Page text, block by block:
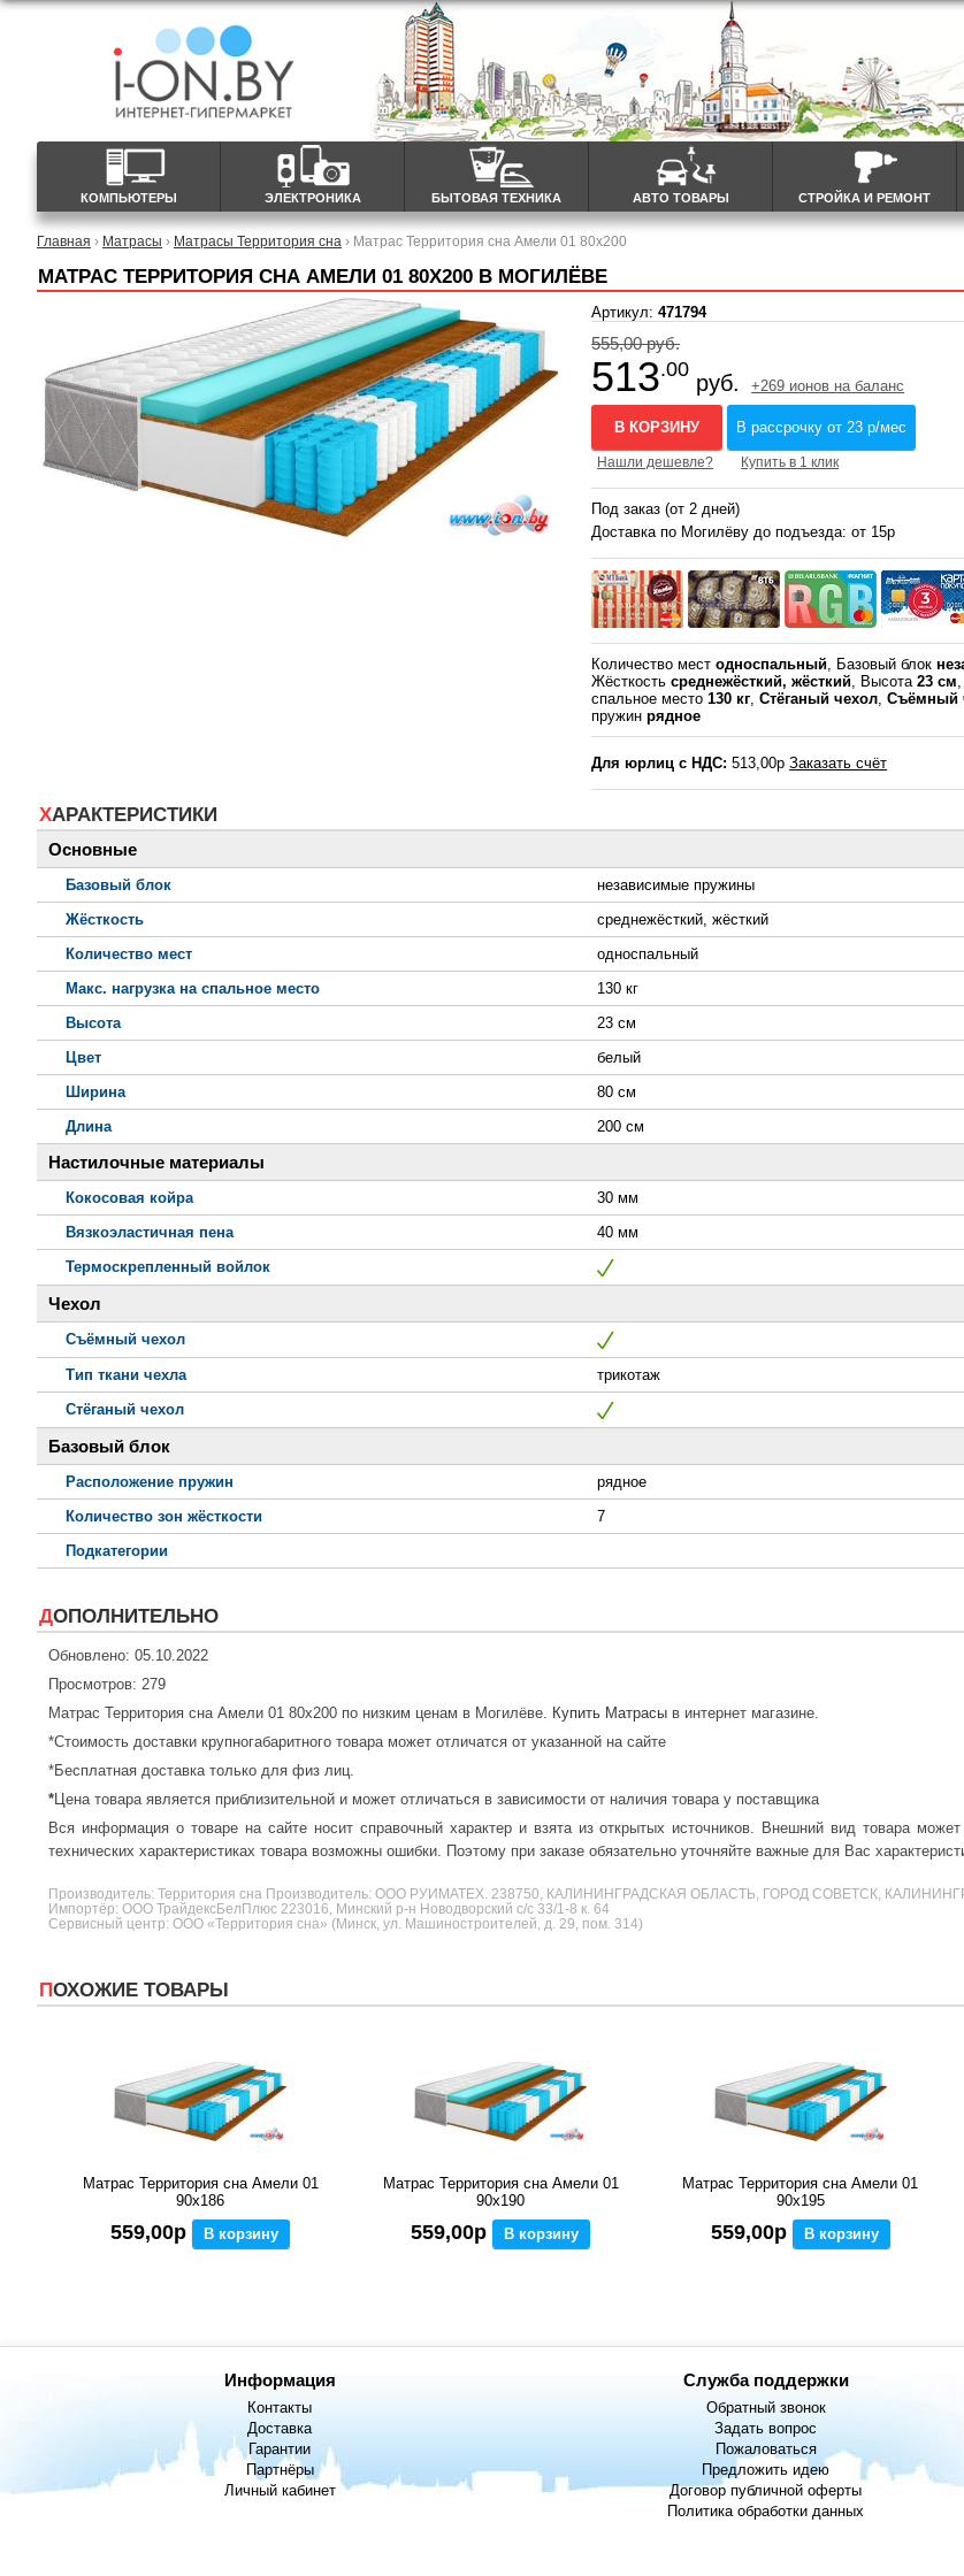
КОМПЬЮТЕРЫ ЭЛЕКТРОНИКА БЫТОВАЯ ТЕХНИКА АВТО ТОВАРЫ СТРОЙКА И РЕМОНТ
Главная › Матрасы › Матрасы Территория сна › Матрас Территория сна Амели 01 80x200
МАТРАС ТЕРРИТОРИЯ СНА АМЕЛИ 01 80X200 В МОГИЛЁВЕ
Артикул:471794
555,00 руб.
513.00
руб. +269 ионов на баланс
В КОРЗИНУ В рассрочку от 23 р/мес
Нашли дешевле? Купить в 1 клик
Под заказ (от 2 дней)
Доставка по Могилёву до подъезда: от 15р
Количество местодноспальный, Базовый блок
Жёсткостьсреднежёсткий, жёсткий, Высота23 см
спальное место130 кг,Стёганый чехол,Съёмный
пружинрядное
Для юрлиц с НДС: 513,00рЗаказать счёт
ХАРАКТЕРИСТИКИ
Основные
Базовый блок
независимые пружины
Жёсткость
среднежёсткий, жёсткий
Количество мест
односпальный
Макс. нагрузка на спальное место
130 кг
Высота
23 см
Цвет
белый
Ширина
80 см
Длина
200 см
Настилочные материалы
Кокосовая койра
30 мм
Вязкоэластичная пена
40 мм
Термоскрепленный войлок
Чехол
Съёмный чехол
Тип ткани чехла
трикотаж
Стёганый чехол
Базовый блок
Расположение пружин
рядное
Количество зон жёсткости
7
Подкатегории
ДОПОЛНИТЕЛЬНО
Обновлено: 05.10.2022
Просмотров: 279
Матрас Территория сна Амели 01 80x200 по низким ценам в Могилёве. Купить Матрасы в интернет магазине.
*Стоимость доставки крупногабаритного товара может отличатся от указанной на сайте
*Бесплатная доставка только для физ лиц.
*Цена товара является приблизительной и может отличаться в зависимости от наличия товара у поставщика
Вся информация о товаре на сайте носит справочный характер и взята из открытых источников. Внешний вид товара
технических характеристиках товара возможны ошибки. Поэтому при заказе обязательно уточняйте важные для Вас
Производитель: Территория сна Производитель: ООО РУИМАТЕХ. 238750, КАЛИНИНГРАДСКАЯ ОБЛАСТЬ, ГОРОД СОВЕТСК,
Импортёр: ООО ТрайдексБелПлюс 223016, Минский р-н Новодворский с/с 33/1-8 к. 64
Сервисный центр: ООО «Территория сна» (Минск, ул. Машиностроителей, д. 29, пом. 314)
ПОХОЖИЕ ТОВАРЫ
Матрас Территория сна Амели 01
90x186
559,00р В корзину
Матрас Территория сна Амели 01
90x190
559,00р В корзину
Матрас Территория сна Амели 01
90x195
559,00р В корзину
Информация
Контакты
Доставка
Гарантии
Партнёры
Личный кабинет
Служба поддержки
Обратный звонок
Задать вопрос
Пожаловаться
Предложить идею
Договор публичной оферты
Политика обработки данных